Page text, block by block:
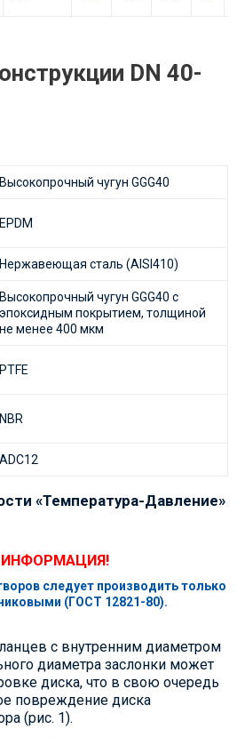
DN 40-
Высокопрочный чугун GGG40
EPDM
Нержавеющая сталь (AISI410)
Высокопрочный чугун GGG40 с
эпоксидным покрытием, толщиной
не менее 400 мкм
PTFE
NBR
ADC12
«Температура-Давление»
следует производить только
(ГОСТ 12821-80).
с внутренним диаметром
диаметра заслонки может
диска, что в свою очередь
повреждение диска
(рис. 1).